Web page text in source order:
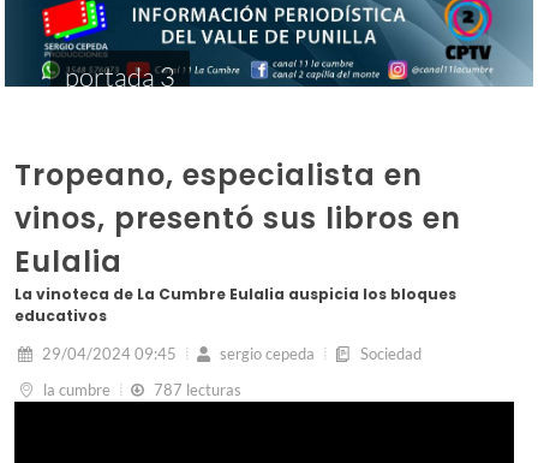
portada 3
Tropeano, especialista en
vinos, presentó sus libros en
Eulalia
La vinoteca de La Cumbre Eulalia auspicia los bloques
educativos
29/04/2024 09:45 sergio cepeda
Sociedad
la cumbre
787 lecturas